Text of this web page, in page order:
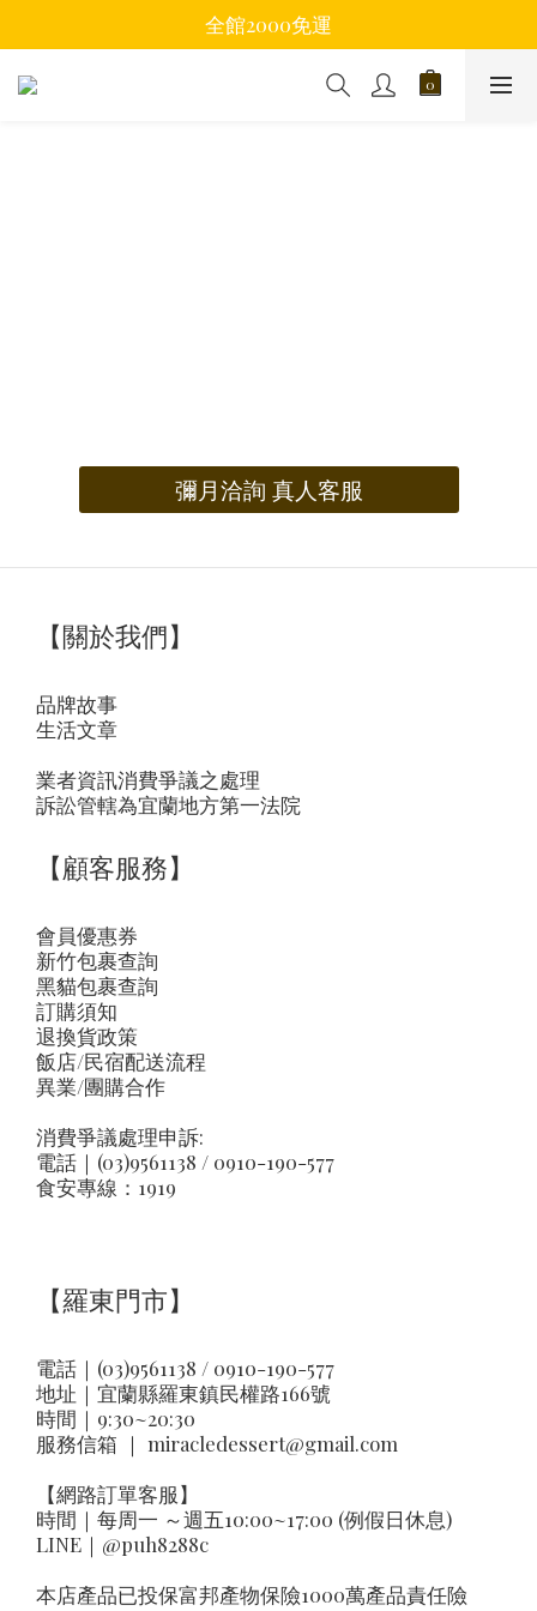
全館2000免運
彌月洽詢 真人客服
【關於我們】
品牌故事
生活文章
業者資訊消費爭議之處理
訴訟管轄為宜蘭地方第一法院
【顧客服務】
會員優惠券
新竹包裹查詢
黑貓包裹查詢
訂購須知
退換貨政策
飯店/民宿配送流程
異業/團購合作
消費爭議處理申訴:
電話｜(03)9561138 / 0910-190-577
食安專線：1919
【羅東門市】
電話｜(03)9561138 / 0910-190-577
地址｜ 宜蘭縣羅東鎮民權路166號
時間｜9:30~20:30
服務信箱 ｜ miracledessert@gmail.com
【網路訂單客服】
時間｜每周一 ～週五10:00~17:00 (例假日休息)
LINE｜ @puh8288c
本店產品已投保富邦產物保險1000萬產品責任險